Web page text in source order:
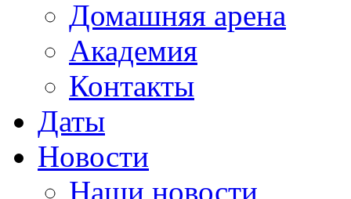
Домашняя арена
Академия
Контакты
Даты
Новости
Наши новости